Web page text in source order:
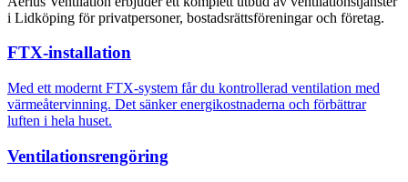
i Lidköping för privatpersoner, bostadsrättsföreningar och företag.
FTX-installation
Med ett modernt FTX-system får du kontrollerad ventilation med
värmeåtervinning. Det sänker energikostnaderna och förbättrar
luften i hela huset.
Ventilationsrengöring